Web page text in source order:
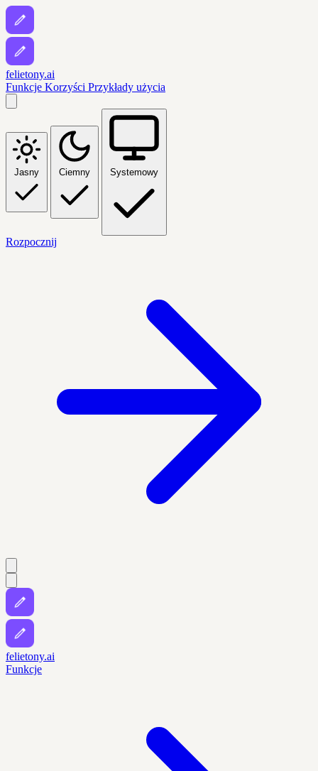
felietony.ai
Funkcje Korzyści Przykłady użycia
Jasny Ciemny Systemowy
Rozpocznij
felietony.ai
Funkcje